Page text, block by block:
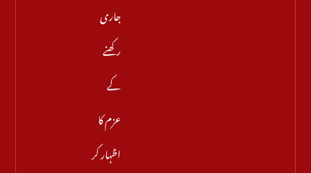
جاری
رکھنے
کے
عزم کا
اظہار کر